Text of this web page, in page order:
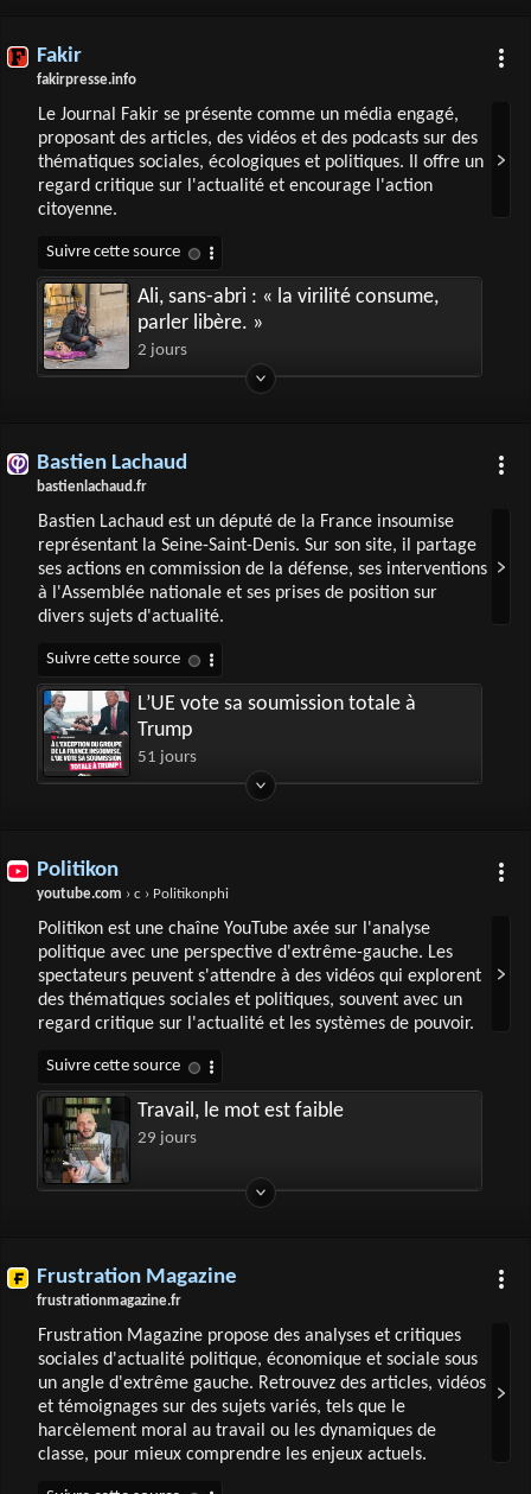
Fakir
fakirpresse.info
Le Journal Fakir se présente comme un média engagé,
proposant des articles, des vidéos et des podcasts sur des
thématiques sociales, écologiques et politiques. Il offre un
regard critique sur l'actualité et encourage l'action
citoyenne.
Ali, sans-abri : « la virilité consume,
parler libère. »
2 jours
Bastien Lachaud
bastienlachaud.fr
Bastien Lachaud est un député de la France insoumise
représentant la Seine-Saint-Denis. Sur son site, il partage
ses actions en commission de la défense, ses interventions
à l'Assemblée nationale et ses prises de position sur
divers sujets d'actualité.
L’UE vote sa soumission totale à
Trump
51 jours
Politikon
youtube.com › c › Politikonphi
Politikon est une chaîne YouTube axée sur l'analyse
politique avec une perspective d'extrême-gauche. Les
spectateurs peuvent s'attendre à des vidéos qui explorent
des thématiques sociales et politiques, souvent avec un
regard critique sur l'actualité et les systèmes de pouvoir.
Travail, le mot est faible
29 jours
Frustration Magazine
frustrationmagazine.fr
Frustration Magazine propose des analyses et critiques
sociales d'actualité politique, économique et sociale sous
un angle d'extrême gauche. Retrouvez des articles, vidéos
et témoignages sur des sujets variés, tels que le
harcèlement moral au travail ou les dynamiques de
classe, pour mieux comprendre les enjeux actuels.